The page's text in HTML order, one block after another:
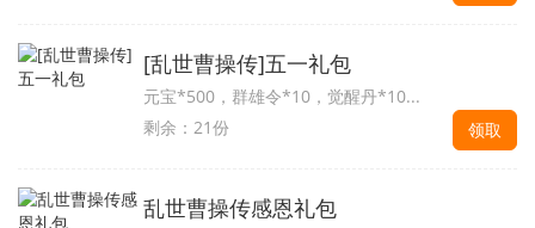
[乱世曹操传]五一礼包
元宝*500，群雄令*10，觉醒丹*10...
剩余：21份
领取
乱世曹操传感恩礼包